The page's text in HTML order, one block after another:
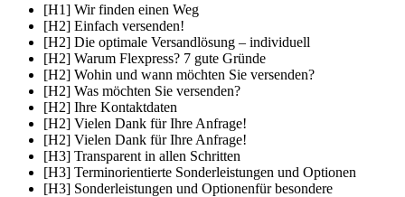
[H1] Wir finden einen Weg
[H2] Einfach versenden!
[H2] Die optimale Versandlösung – individuell
[H2] Warum Flexpress? 7 gute Gründe
[H2] Wohin und wann möchten Sie versenden?
[H2] Was möchten Sie versenden?
[H2] Ihre Kontaktdaten
[H2] Vielen Dank für Ihre Anfrage!
[H2] Vielen Dank für Ihre Anfrage!
[H3] Transparent in allen Schritten
[H3] Terminorientierte Sonderleistungen und Optionen
[H3] Sonderleistungen und Optionenfür besondere